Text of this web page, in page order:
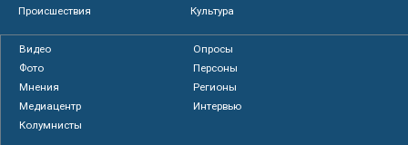
Происшествия
Культура
Видео
Опросы
Фото
Персоны
Мнения
Регионы
Медиацентр
Интервью
Колумнисты